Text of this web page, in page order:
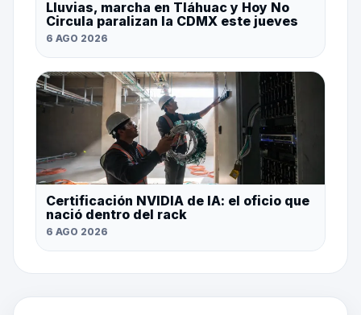
Lluvias, marcha en Tláhuac y Hoy No
Circula paralizan la CDMX este jueves
6 AGO 2026
Certificación NVIDIA de IA: el oficio que
nació dentro del rack
6 AGO 2026